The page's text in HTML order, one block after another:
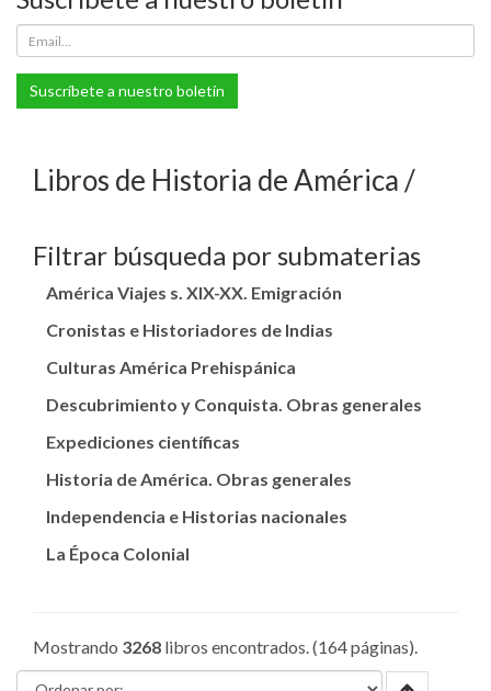
Suscríbete a nuestro boletín
Libros de Historia de América
Filtrar búsqueda por submaterias
América Viajes s. XIX-XX. Emigración
Cronistas e Historiadores de Indias
Culturas América Prehispánica
Descubrimiento y Conquista. Obras generales
Expediciones científicas
Historia de América. Obras generales
Independencia e Historias nacionales
La Época Colonial
Mostrando 3268 libros encontrados. (164 páginas).